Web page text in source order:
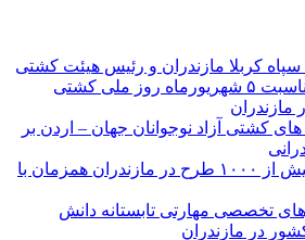
سپاه کربلا مازندران و رئیس هیئت کشتی
ملی کشتی
مازندران
کشتی آزاد نوجوانان جهان – اردن بر
افتتاح و کنگ زنی بیش از ۱۰۰۰ طرح در مازندران همزمان با
اردوهای تخصصی مهارتی تابستانه دانش